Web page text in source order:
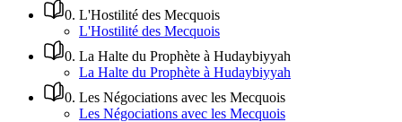
0. L'Hostilité des Mecquois
L'Hostilité des Mecquois
0. La Halte du Prophète à Hudaybiyyah
La Halte du Prophète à Hudaybiyyah
0. Les Négociations avec les Mecquois
Les Négociations avec les Mecquois